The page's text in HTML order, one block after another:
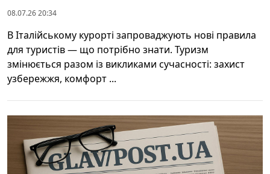
08.07.26 20:34
В Італійському курорті запроваджують нові правила
для туристів — що потрібно знати. Туризм
змінюється разом із викликами сучасності: захист
узбережжя, комфорт ...